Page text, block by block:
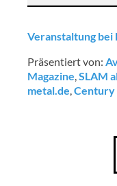
Veranstaltung bei
Präsentiert von:
Magazine,SLAM
metal.de,Century